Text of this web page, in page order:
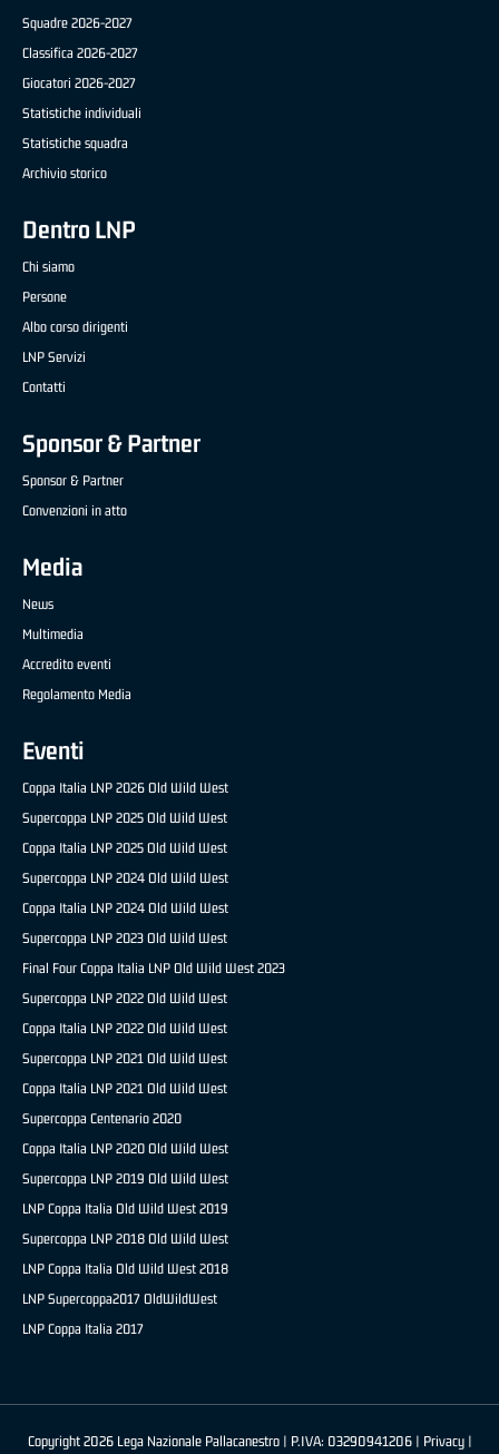
Squadre 2026-2027
Classifica 2026-2027
Giocatori 2026-2027
Statistiche individuali
Statistiche squadra
Archivio storico
Dentro LNP
Chi siamo
Persone
Albo corso dirigenti
LNP Servizi
Contatti
Sponsor & Partner
Sponsor & Partner
Convenzioni in atto
Media
News
Multimedia
Accredito eventi
Regolamento Media
Eventi
Coppa Italia LNP 2026 Old Wild West
Supercoppa LNP 2025 Old Wild West
Coppa Italia LNP 2025 Old Wild West
Supercoppa LNP 2024 Old Wild West
Coppa Italia LNP 2024 Old Wild West
Supercoppa LNP 2023 Old Wild West
Final Four Coppa Italia LNP Old Wild West 2023
Supercoppa LNP 2022 Old Wild West
Coppa Italia LNP 2022 Old Wild West
Supercoppa LNP 2021 Old Wild West
Coppa Italia LNP 2021 Old Wild West
Supercoppa Centenario 2020
Coppa Italia LNP 2020 Old Wild West
Supercoppa LNP 2019 Old Wild West
LNP Coppa Italia Old Wild West 2019
Supercoppa LNP 2018 Old Wild West
LNP Coppa Italia Old Wild West 2018
LNP Supercoppa2017 OldWildWest
LNP Coppa Italia 2017
Copyright 2026 Lega Nazionale Pallacanestro | P.IVA: 03290941206 | Privacy|